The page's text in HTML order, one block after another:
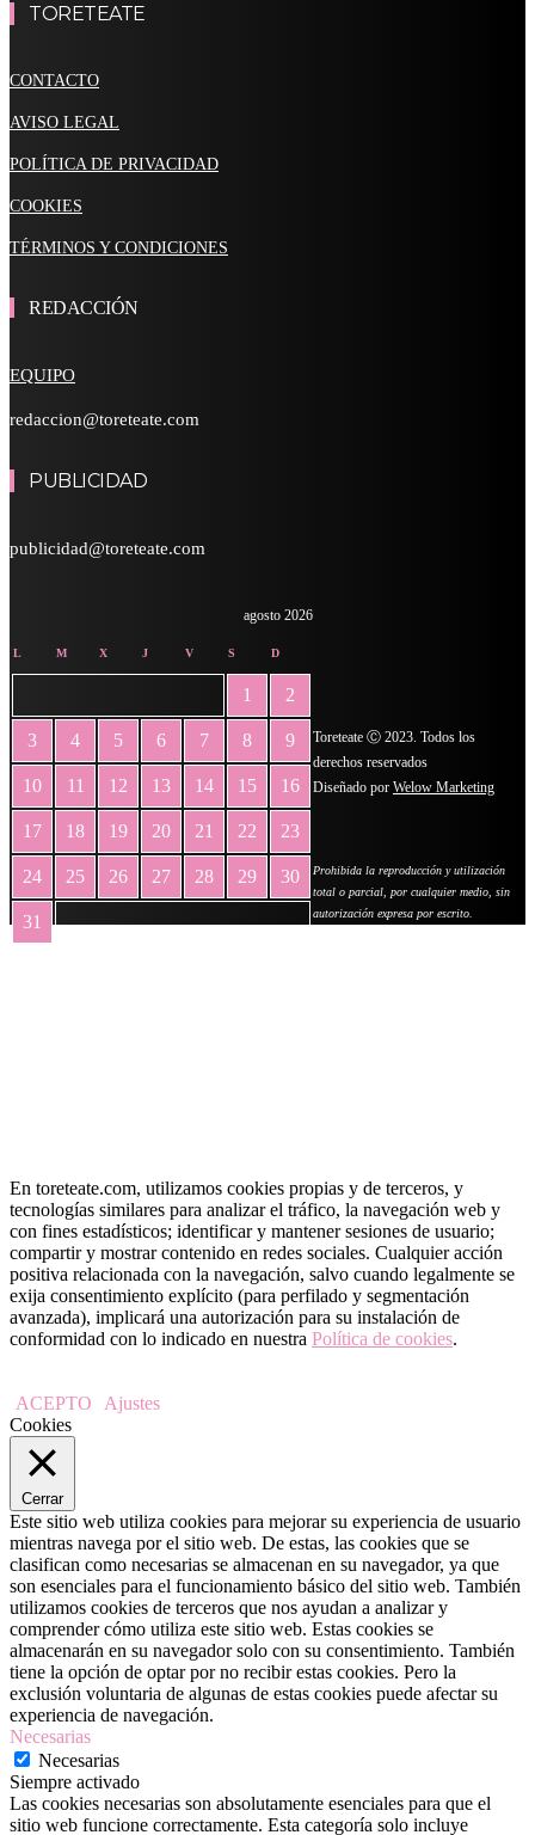
TORETEATE
CONTACTO
AVISO LEGAL
POLÍTICA DE PRIVACIDAD
COOKIES
TÉRMINOS Y CONDICIONES
REDACCIÓN
EQUIPO
redaccion@toreteate.com
PUBLICIDAD
publicidad@toreteate.com
agosto 2026
L M X J V S D
1 2
3 4 5 6 7 8 9
10 11 12 13 14 15 16
17 18 19 20 21 22 23
24 25 26 27 28 29 30
31
Toreteate Ⓒ 2023. Todos los
derechos reservados
Diseñado por Welow Marketing
Prohibida la reproducción y utilización
total o parcial, por cualquier medio, sin
autorización expresa por escrito.
En toreteate.com, utilizamos cookies propias y de terceros, y
tecnologías similares para analizar el tráfico, la navegación web y
con fines estadísticos; identificar y mantener sesiones de usuario;
compartir y mostrar contenido en redes sociales. Cualquier acción
positiva relacionada con la navegación, salvo cuando legalmente se
exija consentimiento explícito (para perfilado y segmentación
avanzada), implicará una autorización para su instalación de
conformidad con lo indicado en nuestra Política de cookies.
ACEPTO
Ajustes
Cookies
Cerrar
Este sitio web utiliza cookies para mejorar su experiencia de usuario
mientras navega por el sitio web. De estas, las cookies que se
clasifican como necesarias se almacenan en su navegador, ya que
son esenciales para el funcionamiento básico del sitio web. También
utilizamos cookies de terceros que nos ayudan a analizar y
comprender cómo utiliza este sitio web. Estas cookies se
almacenarán en su navegador solo con su consentimiento. También
tiene la opción de optar por no recibir estas cookies. Pero la
exclusión voluntaria de algunas de estas cookies puede afectar su
experiencia de navegación.
Necesarias
Necesarias
Siempre activado
Las cookies necesarias son absolutamente esenciales para que el
sitio web funcione correctamente. Esta categoría solo incluye